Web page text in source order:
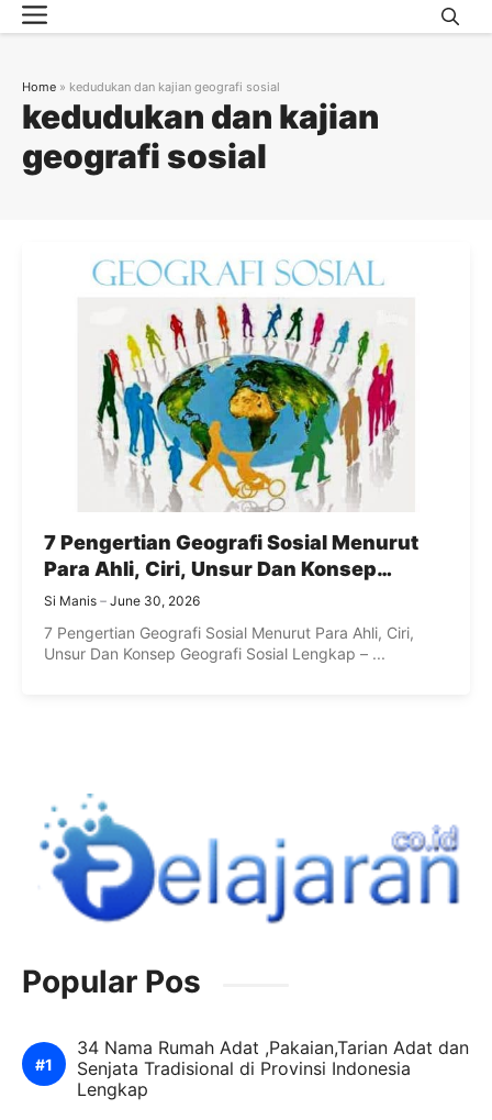
Skip
to
Menu
kedudukan dan kajian
geografi sosial
Home » kedudukan dan kajian geografi sosial
7 Pengertian Geografi Sosial Menurut
Para Ahli, Ciri, Unsur Dan Konsep
Geografi Sosial Lengkap
Si Manis June 30, 2026
7 Pengertian Geografi Sosial Menurut Para Ahli, Ciri,
Unsur Dan Konsep Geografi Sosial Lengkap – ...
Popular Pos
34 Nama Rumah Adat ,Pakaian,Tarian Adat dan
Senjata Tradisional di Provinsi Indonesia
Lengkap